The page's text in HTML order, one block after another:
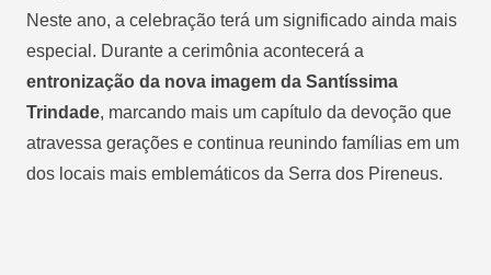
Neste ano, a celebração terá um significado ainda mais
especial. Durante a cerimônia acontecerá a
entronização da nova imagem da Santíssima
Trindade, marcando mais um capítulo da devoção que
atravessa gerações e continua reunindo famílias em um
dos locais mais emblemáticos da Serra dos Pireneus.